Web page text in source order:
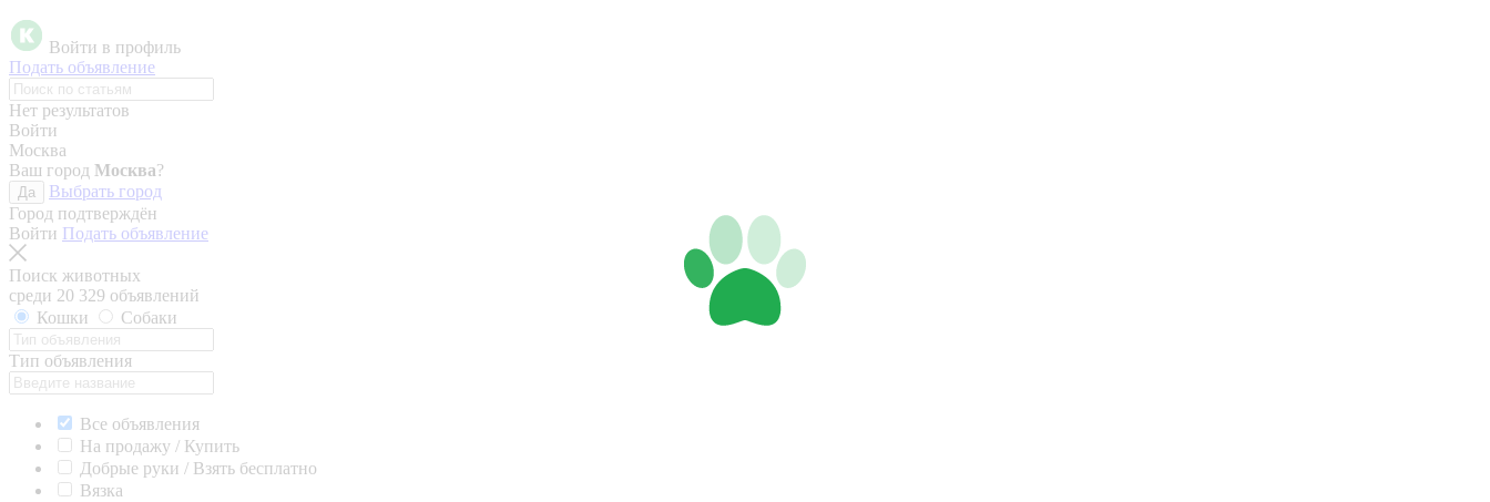
Войти в профиль
Подать объявление
Нет результатов
Войти
Москва
Ваш город Москва?
Да
Выбрать город
Город подтверждён
Войти Подать объявление
Поиск животных
среди 20 329 объявлений
Кошки
Собаки
Тип объявления
Все объявления
На продажу / Купить
Добрые руки / Взять бесплатно
Вязка